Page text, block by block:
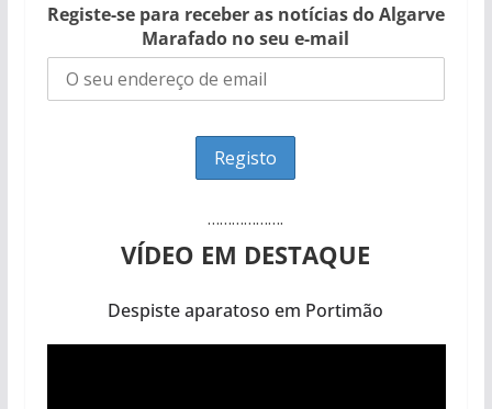
Registe-se para receber as notícias do Algarve
Marafado no seu e-mail
……………….
VÍDEO EM DESTAQUE
Despiste aparatoso em Portimão